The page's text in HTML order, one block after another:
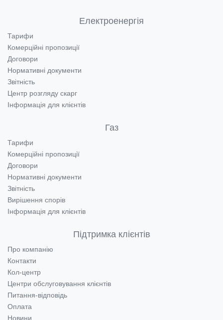
Електроенергія
Тарифи
Комерційні пропозиції
Договори
Нормативні документи
Звітність
Центр розгляду скарг
Інформація для клієнтів
Газ
Тарифи
Комерційні пропозиції
Договори
Нормативні документи
Звітність
Вирішення спорів
Інформація для клієнтів
Підтримка клієнтів
Про компанію
Контакти
Кол-центр
Центри обслуговування клієнтів
Питання-відповідь
Оплата
Новини